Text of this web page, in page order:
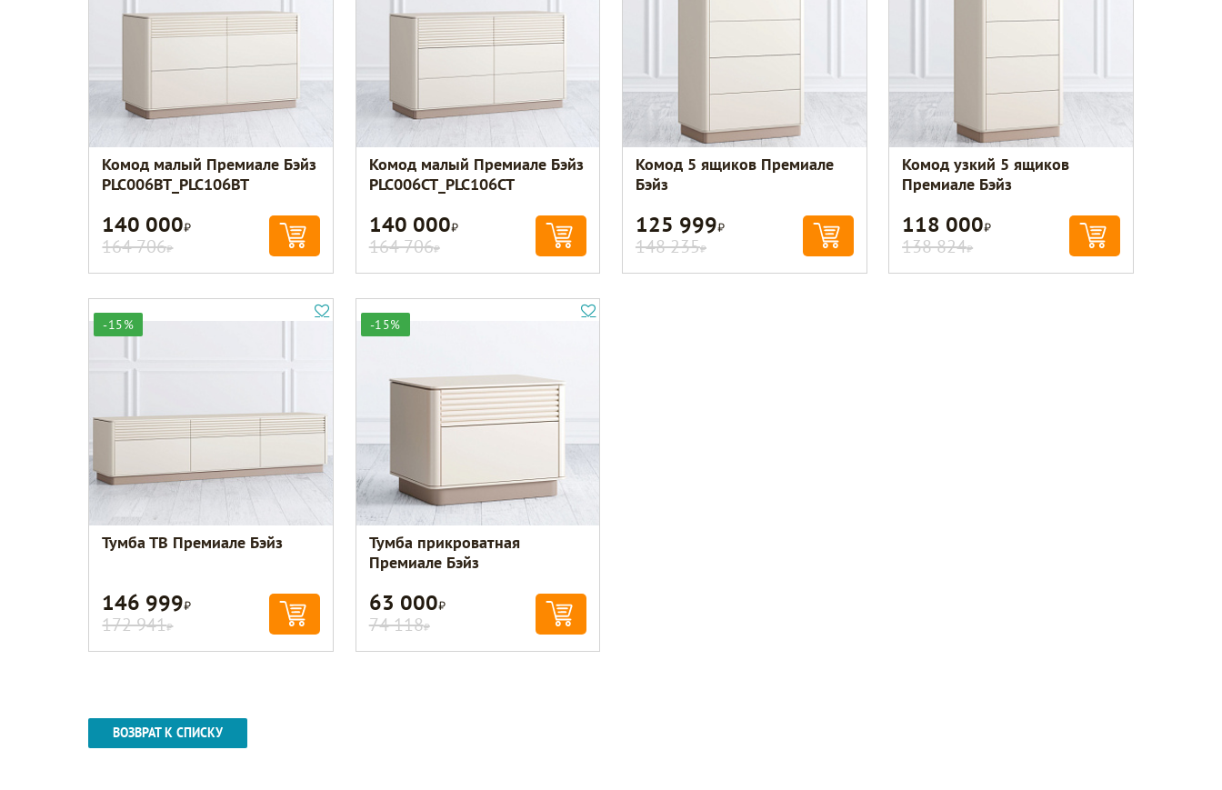
Комод малый Премиале Бэйз
PLC006BT_PLC106BT
140 000Р
164 706Р
Комод малый Премиале Бэйз
PLC006CT_PLC106CT
140 000Р
164 706Р
Комод 5 ящиков Премиале
Бэйз
125 999Р
148 235Р
Комод узкий 5 ящиков
Премиале Бэйз
118 000Р
138 824Р
-15%
Тумба ТВ Премиале Бэйз
146 999Р
172 941Р
-15%
Тумба прикроватная
Премиале Бэйз
63 000Р
74 118Р
ВОЗВРАТ К СПИСКУ